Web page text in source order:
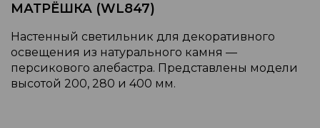
МАТРЁШКА (WL847)
Настенный светильник для декоративного
освещения из натурального камня —
персикового алебастра. Представлены модели
высотой 200, 280 и 400 мм.